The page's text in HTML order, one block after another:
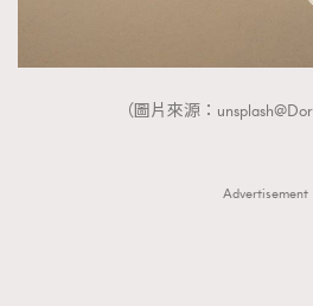
（圖片來源：
Advertisement